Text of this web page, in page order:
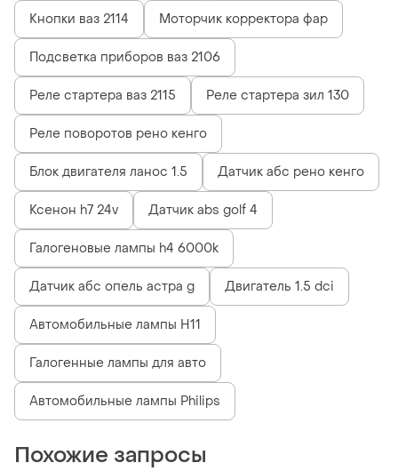
Кнопки ваз 2114 Моторчик корректора фар
Подсветка приборов ваз 2106
Реле стартера ваз 2115 Реле стартера зил 130
Реле поворотов рено кенго
Блок двигателя ланос 1.5 Датчик абс рено кенго
Ксенон h7 24v Датчик abs golf 4
Галогеновые лампы h4 6000k
Датчик абс опель астра g Двигатель 1.5 dci
Автомобильные лампы H11
Галогенные лампы для авто
Автомобильные лампы Philips
Похожие запросы